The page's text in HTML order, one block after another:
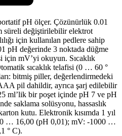
pH ölçer. Çözünürlük 0.01
süreli değiştirilebilir elektrot
için kullanılan pedlere sahip
pH değerinde 3 noktada düğme
için mV’yi okuyun. Sıcaklık
sıcaklık telafisi (0 … 60 °
bitmiş piller, değerlendirmedeki
pil dahildir, ayrıca şarj edilebilir
ml’lik bir poşet içinde pH 7 ve pH
saklama solüsyonu, hassaslık
kutu. Elektronik kısımda 1 yıl
… 16,00 (pH 0,01); mV: -1000 …
° C).